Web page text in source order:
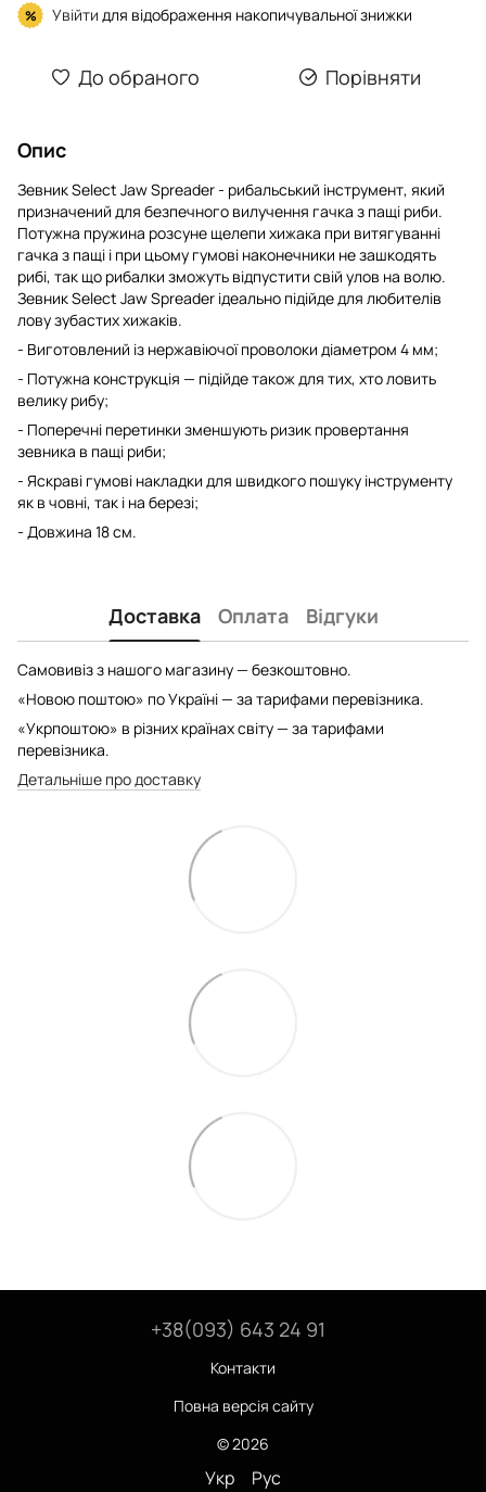
% Увійти для відображення накопичувальної знижки
До обраного Порівняти
Опис
Зевник Select Jaw Spreader - рибальський інструмент, який
призначений для безпечного вилучення гачка з пащі риби.
Потужна пружина розсуне щелепи хижака при витягуванні
гачка з пащі і при цьому гумові наконечники не зашкодять
рибі, так що рибалки зможуть відпустити свій улов на волю.
Зевник Select Jaw Spreader ідеально підійде для любителів
лову зубастих хижаків.
- Виготовлений із нержавіючої проволоки діаметром 4 мм;
- Потужна конструкція — підійде також для тих, хто ловить
велику рибу;
- Поперечні перетинки зменшують ризик провертання
зевника в пащі риби;
- Яскраві гумові накладки для швидкого пошуку інструменту
як в човні, так і на березі;
- Довжина 18 см.
Доставка Оплата Відгуки
Самовивіз з нашого магазину — безкоштовно.
«Новою поштою» по Україні — за тарифами перевізника.
«Укрпоштою» в різних країнах світу — за тарифами
перевізника.
Детальніше про доставку
+38(093) 643 24 91
Контакти
Повна версія сайту
© 2026
Укр Рус